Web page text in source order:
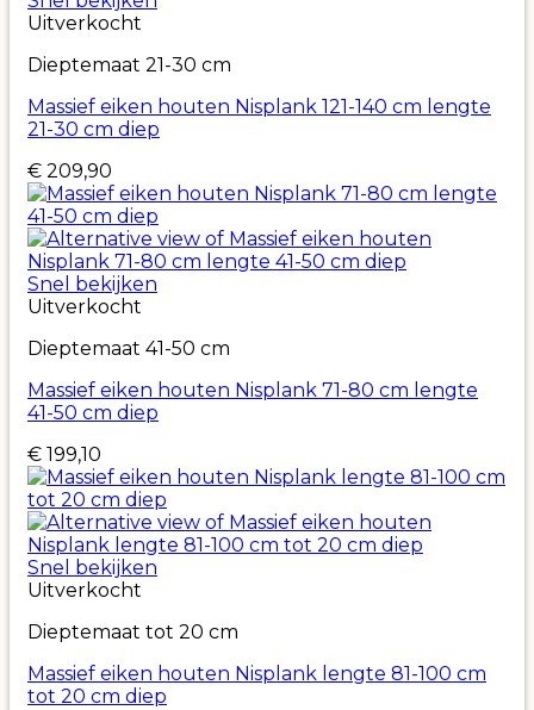
Uitverkocht
Dieptemaat 21-30 cm
Massief eiken houten Nisplank 121-140 cm lengte
21-30 cm diep
€ 209,90
Snel bekijken
Uitverkocht
Dieptemaat 41-50 cm
Massief eiken houten Nisplank 71-80 cm lengte
41-50 cm diep
€ 199,10
Snel bekijken
Uitverkocht
Dieptemaat tot 20 cm
Massief eiken houten Nisplank lengte 81-100 cm
tot 20 cm diep